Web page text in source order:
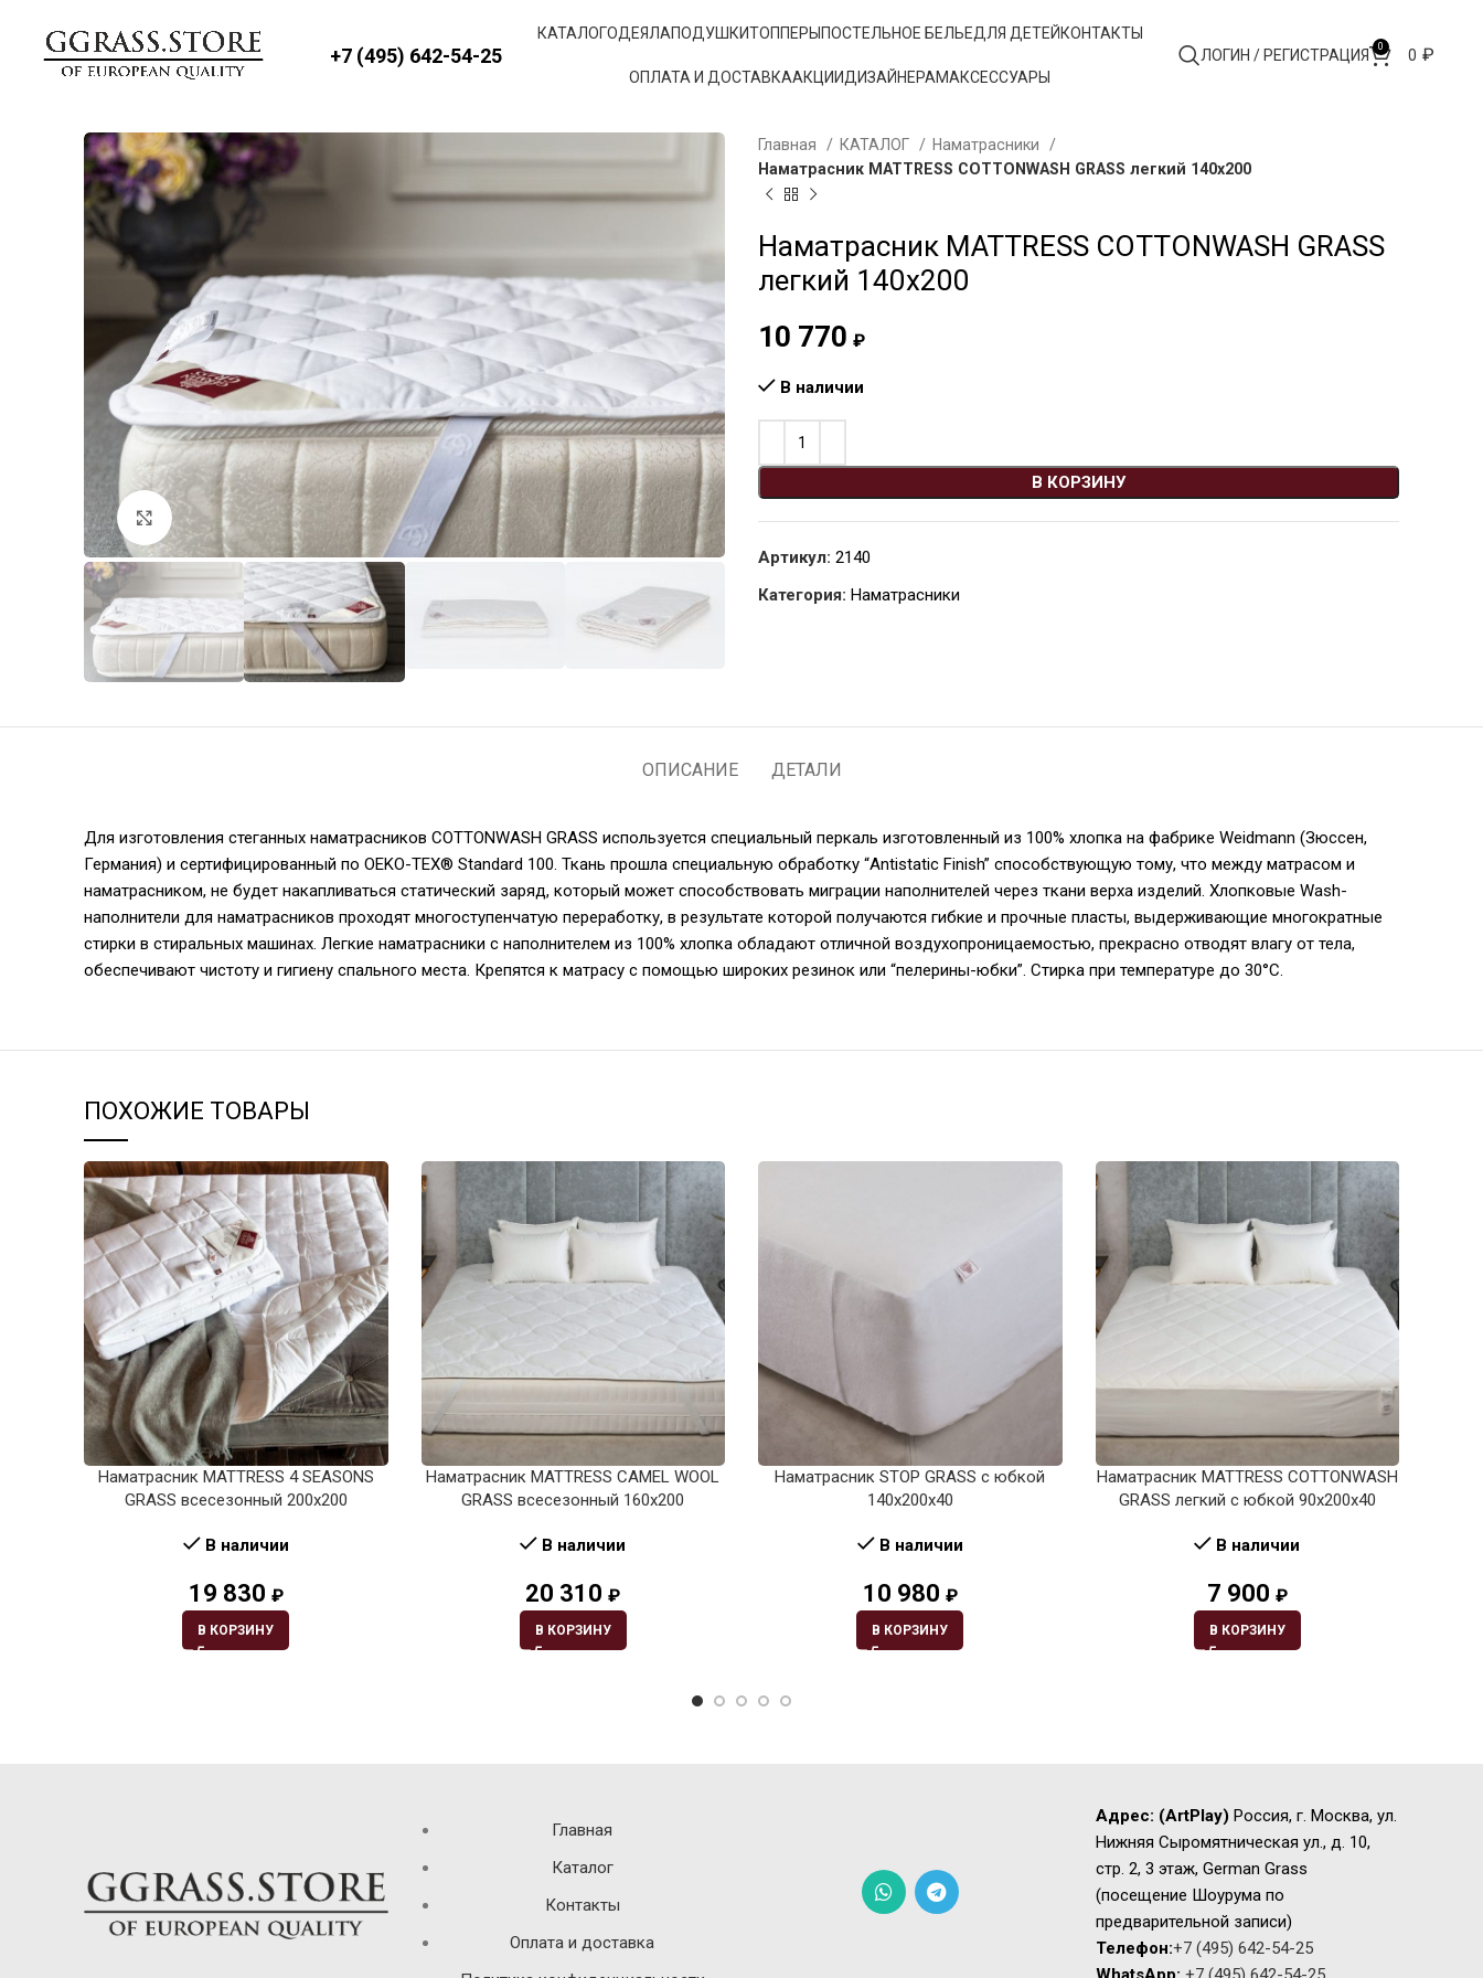
+7 (495) 642-54-25
КАТАЛОГОДЕЯЛАПОДУШКИТОППЕРЫ ПОСТЕЛЬНОЕ БЕЛЬЕДЛЯ ДЕТЕЙ КОНТАКТЫ
ОПЛАТА И ДОСТАВКААКЦИИДИЗАЙНЕРАМАКСЕССУАРЫ
ЛОГИН / РЕГИСТРАЦИЯ 0 0 ₽
Увеличить
Главная КАТАЛОГ
Наматрасники
Наматрасник MATTRESS COTTONWASH GRASS легкий 140х200
Наматрасник MATTRESS COTTONWASH GRASS
легкий 140х200
10 770 ₽
В наличии
В КОРЗИНУ
Артикул: 2140
Категория: Наматрасники
ОПИСАНИЕ ДЕТАЛИ
Для изготовления стеганных наматрасников СOTTONWASH GRASS используется специальный перкаль изготовленный из 100% хлопка на фабрике Weidmann (Зюссен,
Германия) и сертифицированный по OEKO-TEX® Standard 100. Ткань прошла специальную обработку “Antistatic Finish” способствующую тому, что между матрасом и
наматрасником, не будет накапливаться статический заряд, который может способствовать миграции наполнителей через ткани верха изделий. Хлопковые Wash-
наполнители для наматрасников проходят многоступенчатую переработку, в результате которой получаются гибкие и прочные пласты, выдерживающие многократные
стирки в стиральных машинах. Легкие наматрасники с наполнителем из 100% хлопка обладают отличной воздухопроницаемостью, прекрасно отводят влагу от тела,
обеспечивают чистоту и гигиену спального места. Крепятся к матрасу с помощью широких резинок или “пелерины-юбки”. Стирка при температуре до 30°С.
ПОХОЖИЕ ТОВАРЫ
Наматрасник MATTRESS 4 SEASONS
GRASS всесезонный 200х200
В наличии
19 830 ₽
В КОРЗИНУ
Наматрасник MATTRESS CAMEL WOOL
GRASS всесезонный 160х200
В наличии
20 310 ₽
В КОРЗИНУ
Наматрасник STOP GRASS с юбкой
140х200х40
В наличии
10 980 ₽
В КОРЗИНУ
Наматрасник MATTRESS COTTONWASH
GRASS легкий с юбкой 90х200х40
В наличии
7 900 ₽
В КОРЗИНУ
Главная
Каталог
Контакты
Оплата и доставка
Адрес: (ArtPlay) Россия, г. Москва, ул.
Нижняя Сыромятническая ул., д. 10,
стр. 2, 3 этаж, German Grass
(посещение Шоурума по
предварительной записи)
Телефон:+7 (495) 642-54-25